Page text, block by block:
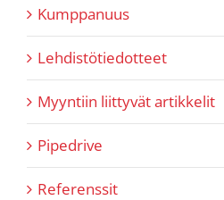
Kumppanuus
Lehdistötiedotteet
Myyntiin liittyvät artikkelit
Pipedrive
Referenssit